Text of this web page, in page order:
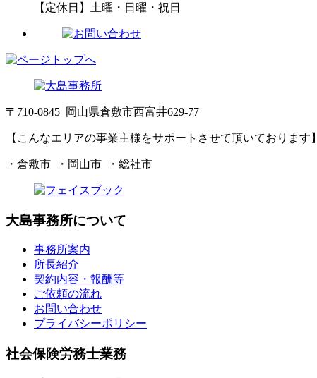
【定休日】土曜・日曜・祝日
〒710-0845 岡山県倉敷市西富井629-77
【こんなエリアの事業主様をサポートさせて頂いております】
・倉敷市 ・岡山市 ・総社市
大島事務所について
事務所案内
所長紹介
契約内容・報酬等
ご依頼の流れ
お問い合わせ
プライバシーポリシー
社会保険労務士業務